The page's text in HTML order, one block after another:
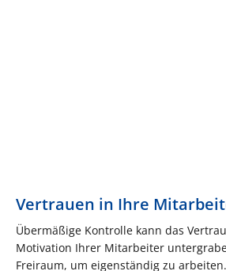
Vertrauen in Ihre
Übermäßige Kontrolle kann das
Motivation Ihrer Mitarbeiter
Freiraum, um eigenständig zu